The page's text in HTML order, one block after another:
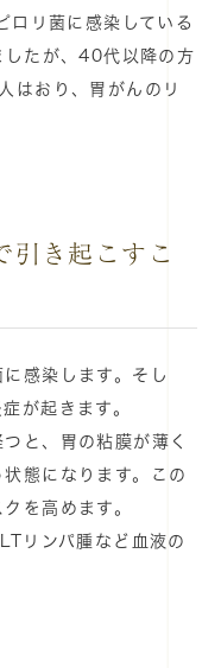
リ菌に感染している
たが、40代以降の方
はおり、胃がんのリ
引き起こすこ
感染します。そし
が起きます。
と、胃の粘膜が薄く
態になります。この
を高めます。
リンパ腫など血液の